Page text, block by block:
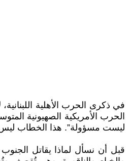
في ذكرى الحرب الأهلية
الحرب الأمريكية الصهيونية
ليست مسؤولة”. هذا الخطاب ليس
قبل أن نسأل لماذا يقاتل